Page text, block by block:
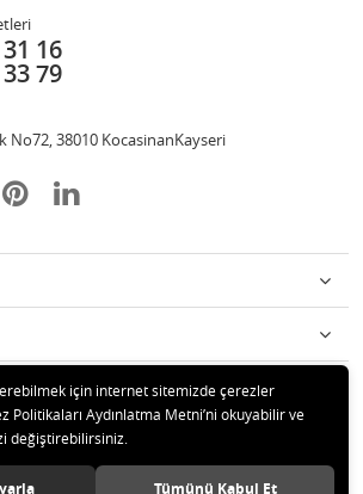
16
79
No72, 38010 KocasinanKayseri
Sandalye Mağazası Tüm hakları saklıdır.
için internet sitemizde çerezler
Politikaları Aydınlatma Metni’ni okuyabilir ve
değiştirebilirsiniz.
Tümünü Kabul Et